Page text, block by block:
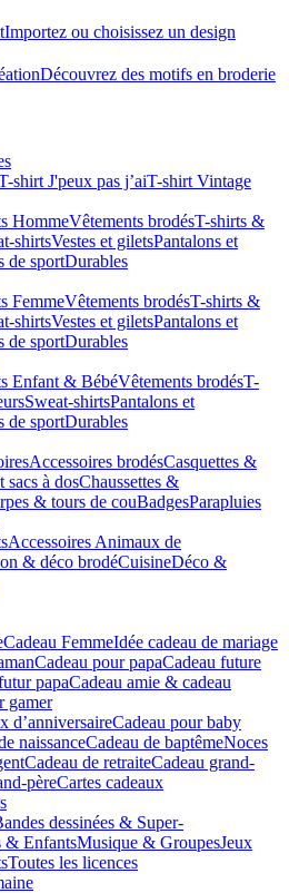
Importez ou choisissez un design
Découvrez des motifs en broderie
shirt J'peux pas j’aiT-shirt Vintage
HommeVêtements brodésT-shirts &
shirtsVestes et giletsPantalons et
de sportDurables
FemmeVêtements brodésT-shirts &
shirtsVestes et giletsPantalons et
de sportDurables
Enfant & BébéVêtements brodésT-
Sweat-shirtsPantalons et
de sportDurables
Accessoires brodésCasquettes &
sacs à dosChaussettes &
& tours de couBadgesParapluies
Accessoires Animaux de
& déco brodéCuisineDéco &
Cadeau FemmeIdée cadeau de mariage​
Cadeau pour papaCadeau future
papaCadeau amie & cadeau
gamer
d’anniversaireCadeau pour baby
naissanceCadeau de baptêmeNoces
Cadeau de retraiteCadeau grand-
pèreCartes cadeaux
dessinées & Super-
& EnfantsMusique & GroupesJeux
Toutes les licences